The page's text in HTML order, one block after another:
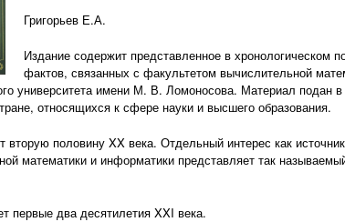
Григорьев Е.А.
Издание содержит представленное в хронологическом
фактов, связанных с факультетом вычислительной
университета имени М. В. Ломоносова. Материал подан
относящихся к сфере науки и высшего образования.
вторую половину XX века. Отдельный интерес как
математики и информатики представляет так
первые два десятилетия XXI века.